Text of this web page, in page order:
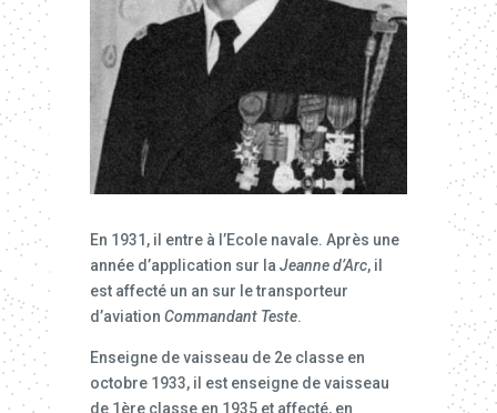
En 1931, il entre à l’Ecole navale. Après une
année d’application sur la Jeanne d’Arc, il
est affecté un an sur le transporteur
d’aviation Commandant Teste.
Enseigne de vaisseau de 2e classe en
octobre 1933, il est enseigne de vaisseau
de 1ère classe en 1935 et affecté, en